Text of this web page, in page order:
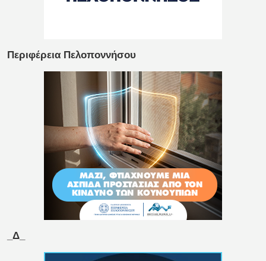
Περιφέρεια Πελοποννήσου
_Δ_